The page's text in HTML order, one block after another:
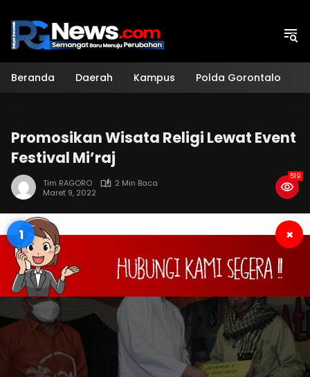
konten
Beranda Daerah Kampus Polda Gorontalo
Promosikan Wisata Religi Lewat Event
Festival Mi’raj
Tim RAGORO
2 Min Baca
Maret 9, 2022
519
0 ×